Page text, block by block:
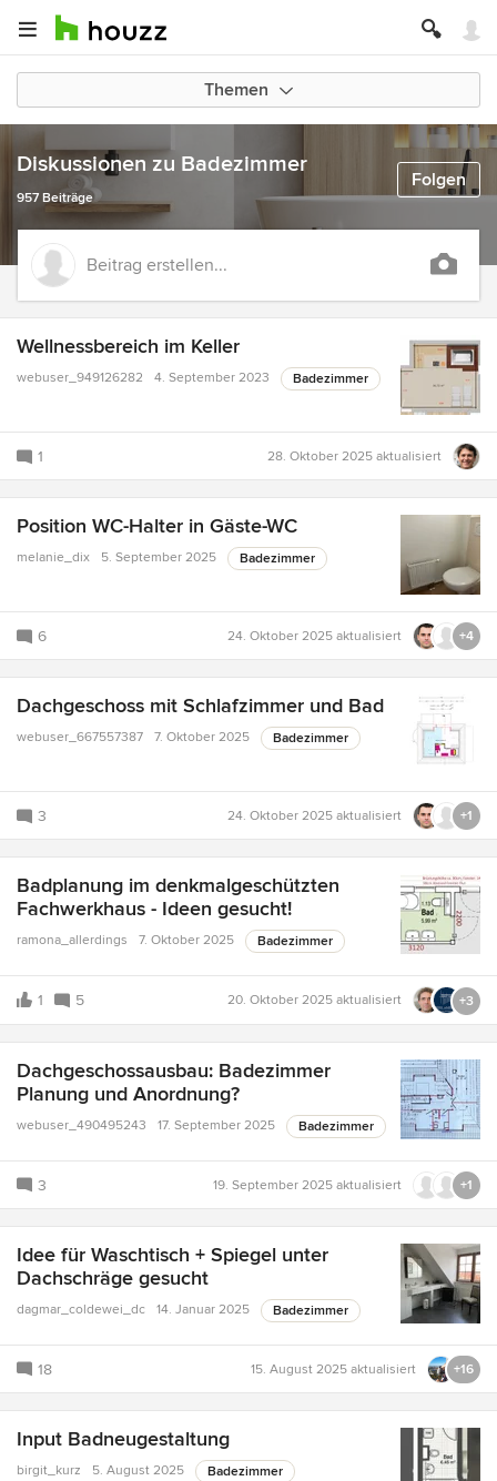
Themen
Folgen
Diskussionen zu Badezimmer
957 Beiträge
Beitrag erstellen...
Wellnessbereich im Keller
webuser_949126282 4. September 2023 Badezimmer
1 28. Oktober 2025 aktualisiert
Position WC-Halter in Gäste-WC
melanie_dix 5. September 2025 Badezimmer
6 24. Oktober 2025 aktualisiert +4
Dachgeschoss mit Schlafzimmer und Bad
webuser_667557387 7. Oktober 2025 Badezimmer
3 24. Oktober 2025 aktualisiert +1
Badplanung im denkmalgeschützten
Fachwerkhaus - Ideen gesucht!
ramona_allerdings 7. Oktober 2025 Badezimmer
1 5 20. Oktober 2025 aktualisiert +3
Dachgeschossausbau: Badezimmer
Planung und Anordnung?
webuser_490495243 17. September 2025 Badezimmer
3 19. September 2025 aktualisiert +1
Idee für Waschtisch + Spiegel unter
Dachschräge gesucht
dagmar_coldewei_dc 14. Januar 2025 Badezimmer
18 15. August 2025 aktualisiert +16
Input Badneugestaltung
birgit_kurz 5. August 2025 Badezimmer